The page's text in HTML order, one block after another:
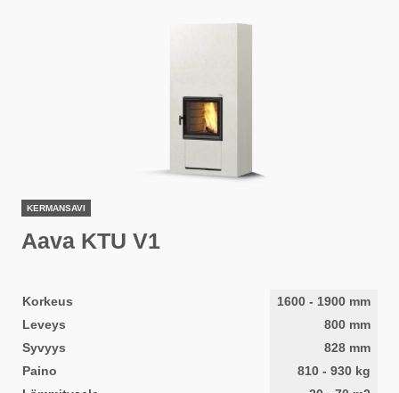
KERMANSAVI
Aava KTU V1
Korkeus 1600 - 1900 mm
Leveys
800 mm
Syvyys
828 mm
Paino
810 - 930 kg